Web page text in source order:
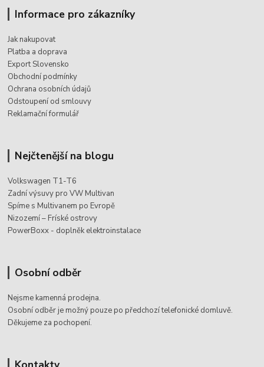
Informace pro zákazníky
Jak nakupovat
Platba a doprava
Export Slovensko
Obchodní podmínky
Ochrana osobních údajů
Odstoupení od smlouvy
Reklamační formulář
Nejčtenější na blogu
Volkswagen T1-T6
Zadní výsuvy pro VW Multivan
Spíme s Multivanem po Evropě
Nizozemí – Fríské ostrovy
PowerBoxx - doplněk elektroinstalace
Osobní odběr
Nejsme kamenná prodejna.
Osobní odběr je možný pouze po předchozí telefonické domluvě.
Děkujeme za pochopení.